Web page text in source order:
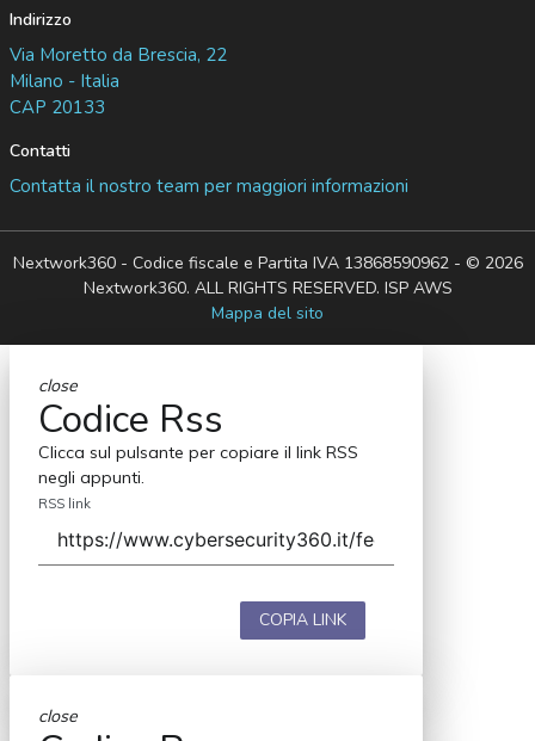
Indirizzo
Via Moretto da Brescia, 22
Milano - Italia
CAP 20133
Contatti
Contatta il nostro team per maggiori informazioni
Nextwork360 - Codice fiscale e Partita IVA 13868590962 - © 2026
Nextwork360. ALL RIGHTS RESERVED. ISP AWS
Mappa del sito
close
Codice Rss
Clicca sul pulsante per copiare il link RSS
negli appunti.
RSS link
COPIA LINK
close